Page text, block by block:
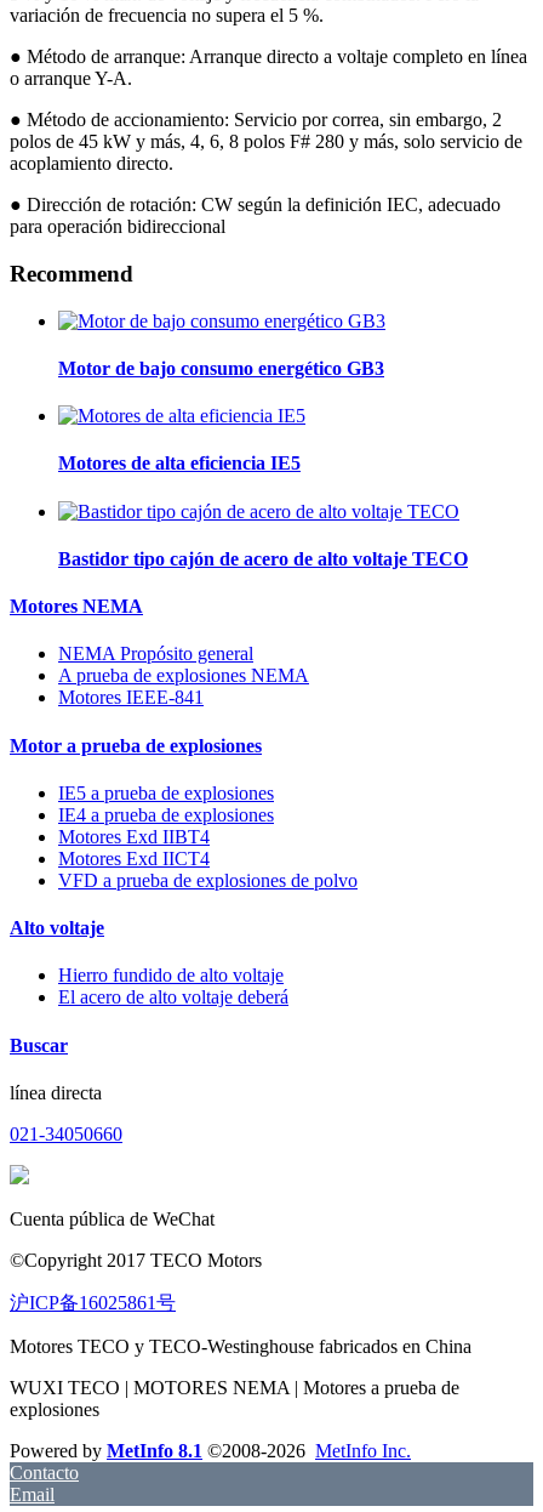
variación de frecuencia no supera el 5 %.
● Método de arranque: Arranque directo a voltaje completo en línea
o arranque Y-A.
● Método de accionamiento: Servicio por correa, sin embargo, 2
polos de 45 kW y más, 4, 6, 8 polos F# 280 y más, solo servicio de
acoplamiento directo.
● Dirección de rotación: CW según la definición IEC, adecuado
para operación bidireccional
Recommend
Motor de bajo consumo energético GB3
Motores de alta eficiencia IE5
Bastidor tipo cajón de acero de alto voltaje TECO
Motores NEMA
NEMA Propósito general
A prueba de explosiones NEMA
Motores IEEE-841
Motor a prueba de explosiones
IE5 a prueba de explosiones
IE4 a prueba de explosiones
Motores Exd IIBT4
Motores Exd IICT4
VFD a prueba de explosiones de polvo
Alto voltaje
Hierro fundido de alto voltaje
El acero de alto voltaje deberá
Buscar
línea directa
021-34050660
Cuenta pública de WeChat
©Copyright 2017 TECO Motors
沪ICP备16025861号
Motores TECO y TECO-Westinghouse fabricados en China
WUXI TECO | MOTORES NEMA | Motores a prueba de
explosiones
Powered by MetInfo 8.1 ©2008-2026 MetInfo Inc.
Contacto
Email